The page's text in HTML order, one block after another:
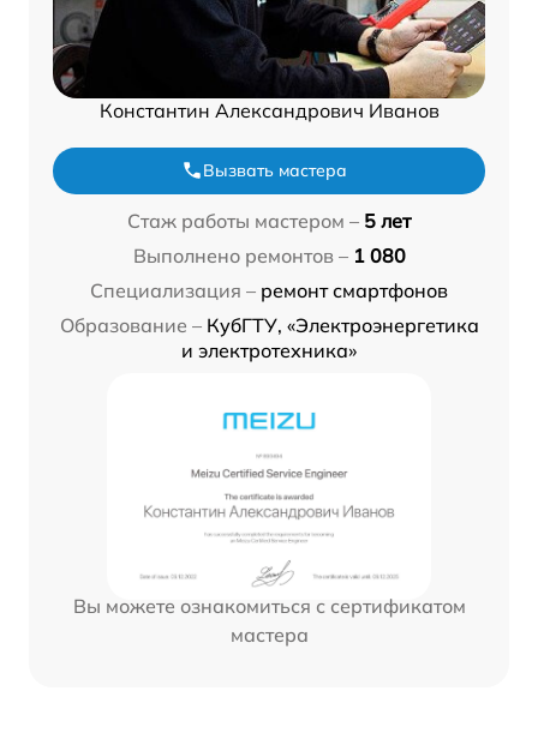
Константин Александрович Иванов
Вызвать мастера
Стаж работы мастером – 5 лет
Выполнено ремонтов – 1 080
Специализация – ремонт смартфонов
Образование – КубГТУ, «Электроэнергетика
и электротехника»
Вы можете ознакомиться с сертификатом
мастера